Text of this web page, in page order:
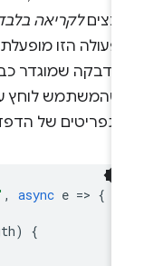
לקריאה בלבד
הזו מופעלת
שמוגדר
לוחץ על
של הדפדפן.
, async e =